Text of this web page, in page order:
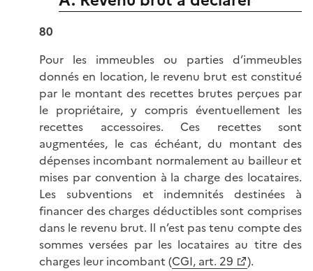
80
Pour les immeubles ou parties d’immeubles
donnés en location, le revenu brut est constitué
par le montant des recettes brutes perçues par
le propriétaire, y compris éventuellement les
recettes accessoires. Ces recettes sont
augmentées, le cas échéant, du montant des
dépenses incombant normalement au bailleur et
mises par convention à la charge des locataires.
Les subventions et indemnités destinées à
financer des charges déductibles sont comprises
dans le revenu brut. Il n’est pas tenu compte des
sommes versées par les locataires au titre des
charges leur incombant (CGI, art. 29
).